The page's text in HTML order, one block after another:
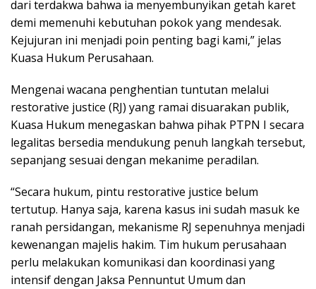
dari terdakwa bahwa ia menyembunyikan getah karet
demi memenuhi kebutuhan pokok yang mendesak.
Kejujuran ini menjadi poin penting bagi kami,” jelas
Kuasa Hukum Perusahaan.
Mengenai wacana penghentian tuntutan melalui
restorative justice (RJ) yang ramai disuarakan publik,
Kuasa Hukum menegaskan bahwa pihak PTPN I secara
legalitas bersedia mendukung penuh langkah tersebut,
sepanjang sesuai dengan mekanime peradilan.
“Secara hukum, pintu restorative justice belum
tertutup. Hanya saja, karena kasus ini sudah masuk ke
ranah persidangan, mekanisme RJ sepenuhnya menjadi
kewenangan majelis hakim. Tim hukum perusahaan
perlu melakukan komunikasi dan koordinasi yang
intensif dengan Jaksa Pennuntut Umum dan